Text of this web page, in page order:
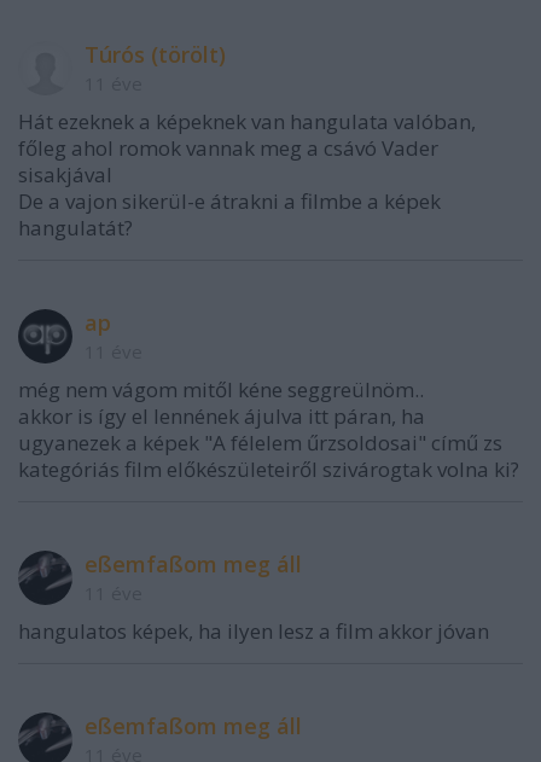
Túrós (törölt)
Hát ezeknek a képeknek van hangulata valóban,
főleg ahol romok vannak meg a csávó Vader
sisakjával
De a vajon sikerül-e átrakni a filmbe a képek
hangulatát?
ap
még nem vágom mitől kéne seggreülnöm..
akkor is így el lennének ájulva itt páran, ha
ugyanezek a képek "A félelem űrzsoldosai" című zs
kategóriás film előkészületeiről szivárogtak volna ki?
eßemfaßom meg áll
hangulatos képek, ha ilyen lesz a film akkor jóvan
eßemfaßom meg áll